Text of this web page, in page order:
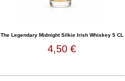
The Legendary Midnight Silkie Irish Whiskey 5 CL
4,50 €